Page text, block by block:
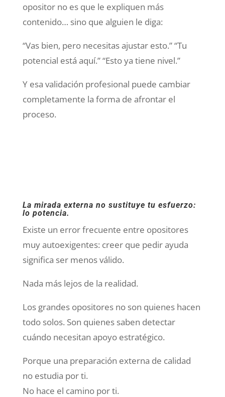
opositor no es que le expliquen más
contenido… sino que alguien le diga:
“Vas bien, pero necesitas ajustar esto.” “Tu
potencial está aquí.” “Esto ya tiene nivel.”
Y esa validación profesional puede cambiar
completamente la forma de afrontar el
proceso.
La mirada externa no sustituye tu esfuerzo:
lo potencia.
Existe un error frecuente entre opositores
muy autoexigentes: creer que pedir ayuda
significa ser menos válido.
Nada más lejos de la realidad.
Los grandes opositores no son quienes hacen
todo solos. Son quienes saben detectar
cuándo necesitan apoyo estratégico.
Porque una preparación externa de calidad
no estudia por ti.
No hace el camino por ti.